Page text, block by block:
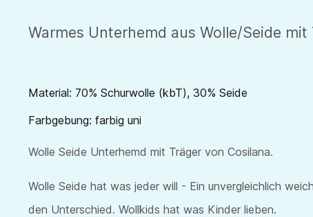
Warmes Unterhemd aus Wolle/Seide
Material: 70% Schurwolle (kbT), 30% Seide
Farbgebung: farbig uni
Wolle Seide Unterhemd mit Träger von Cosilana.
Wolle Seide hat was jeder will - Ein unvergleichlich
den Unterschied. Wollkids hat was Kinder lieben.